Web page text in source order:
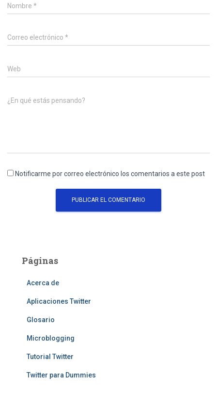
Nombre *
Correo electrónico *
Web
¿En qué estás pensando?
Notificarme por correo electrónico los comentarios a este post
Páginas
Acerca de
Aplicaciones Twitter
Glosario
Microblogging
Tutorial Twitter
Twitter para Dummies